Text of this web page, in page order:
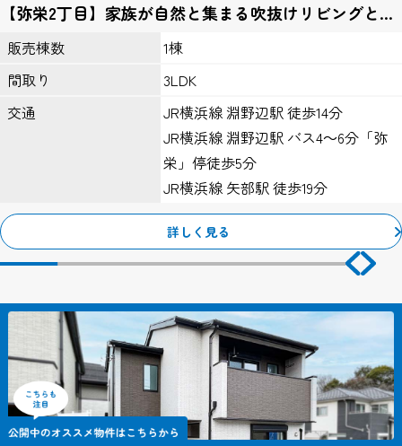
当サイトの第三者とのリンクにおいて、リンク先サイト内において
ません。
ＩＰアドレスについて
当サイトのアクセスログよりお客様のIPアドレスを以下の理由のた
め利用する場合があります。
ただし個人でドメインを取得し、そのWebサーバーの設置場所から
アクセスされている等の特殊な場合を除き、IPアドレスから個人が
特定できることはありません。
１、Webサーバーで発生した問題を突き止めるため。
２、Webサイトの管理のため。
クッキー（Cookie）について
ッキーを使用する場合があります。
クッキーとは、お客様がWebサイトを訪れた際に、お客様のコンピ
ューター内に記録される小さな情報（テキストファイル）のこと
で、主にシステムが個々のユーザーを認識するために使用していま
す。
これにより一度入力いただいた情報を次回より再度入力していただ
く手間が省けます。
【弥栄2丁目】家族が自然と集まる吹抜けリビングと、
販売棟数
1棟
間取り
3LDK
交通
JR横浜線 淵野辺駅 徒歩14分
JR横浜線 淵野辺駅 バス4～6分「弥
栄」停徒歩5分
JR横浜線 矢部駅 徒歩19分
詳しく見る